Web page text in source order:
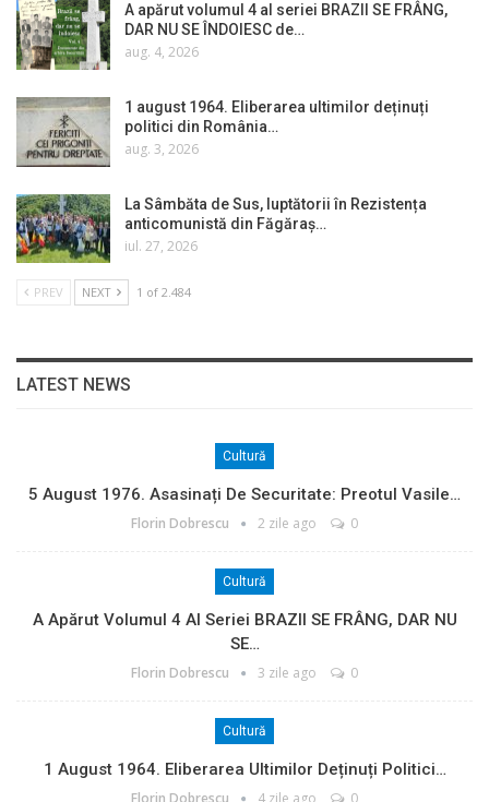
A apărut volumul 4 al seriei BRAZII SE FRÂNG,
DAR NU SE ÎNDOIESC de…
aug. 4, 2026
1 august 1964. Eliberarea ultimilor deținuți
politici din România…
aug. 3, 2026
La Sâmbăta de Sus, luptătorii în Rezistența
anticomunistă din Făgăraș…
iul. 27, 2026
PREV NEXT 1 of 2.484
LATEST NEWS
Cultură
5 August 1976. Asasinați De Securitate: Preotul Vasile…
Florin Dobrescu 2 zile ago 0
Cultură
A Apărut Volumul 4 Al Seriei BRAZII SE FRÂNG, DAR NU
SE…
Florin Dobrescu 3 zile ago 0
Cultură
1 August 1964. Eliberarea Ultimilor Deținuți Politici…
Florin Dobrescu 4 zile ago 0